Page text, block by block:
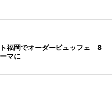
福岡でオーダービュッフェ 8
マに